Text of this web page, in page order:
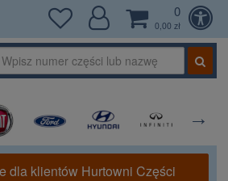
0
0,00 zł
dla klientów Hurtowni Części